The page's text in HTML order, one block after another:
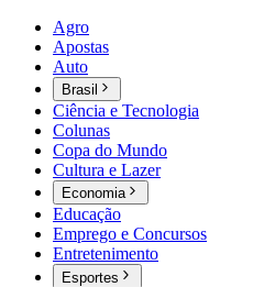
Agro
Apostas
Auto
Brasil
Ciência e Tecnologia
Colunas
Copa do Mundo
Cultura e Lazer
Economia
Educação
Emprego e Concursos
Entretenimento
Esportes